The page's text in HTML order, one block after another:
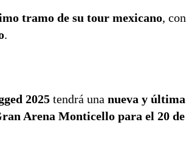
tramo de su tour mexicano,
.
2025 tendrá una nueva y
Arena Monticello para el 20